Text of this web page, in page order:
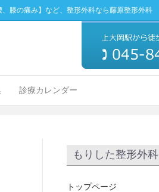
膝の痛み】など、整形外科なら藤原整形外科
診療カレンダー
もりした整形外科
トップページ